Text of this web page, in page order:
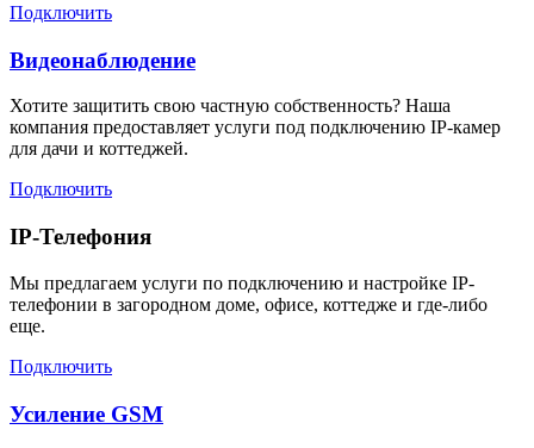
Подключить
Видеонаблюдение
Хотите защитить свою частную собственность? Наша
компания предоставляет услуги под подключению IP-камер
для дачи и коттеджей.
Подключить
IP-Телефония
Мы предлагаем услуги по подключению и настройке IP-
телефонии в загородном доме, офисе, коттедже и где-либо
еще.
Подключить
Усиление GSM